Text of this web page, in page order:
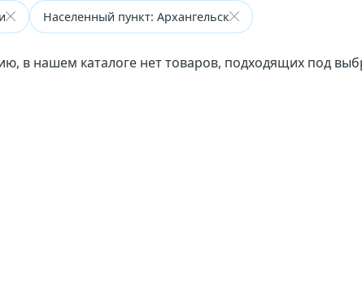
Населенный пункт: Архангельск
в нашем каталоге нет товаров, подходящих под